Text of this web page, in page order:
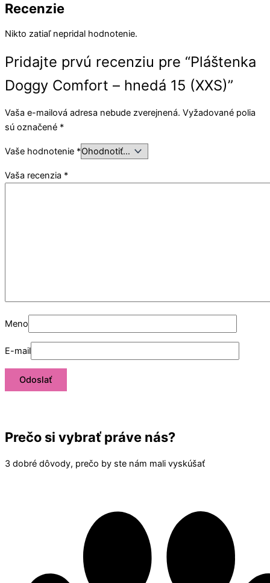
Recenzie
Nikto zatiaľ nepridal hodnotenie.
Pridajte prvú recenziu pre “Pláštenka
Doggy Comfort – hnedá 15 (XXS)”
Vaša e-mailová adresa nebude zverejnená. Vyžadované polia
sú označené *
Vaše hodnotenie *
Vaša recenzia *
Meno
E-mail
Prečo si vybrať práve nás?
3 dobré dôvody, prečo by ste nám mali vyskúšať